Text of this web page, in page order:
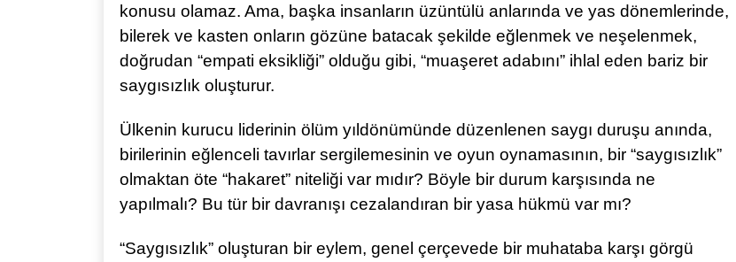
konusu olamaz. Ama, başka insanların üzüntülü anlarında ve yas dönemlerinde,
bilerek ve kasten onların gözüne batacak şekilde eğlenmek ve neşelenmek,
doğrudan “empati eksikliği” olduğu gibi, “muaşeret adabını” ihlal eden bariz bir
saygısızlık oluşturur.
Ülkenin kurucu liderinin ölüm yıldönümünde düzenlenen saygı duruşu anında,
birilerinin eğlenceli tavırlar sergilemesinin ve oyun oynamasının, bir “saygısızlık”
olmaktan öte “hakaret” niteliği var mıdır? Böyle bir durum karşısında ne
yapılmalı? Bu tür bir davranışı cezalandıran bir yasa hükmü var mı?
“Saygısızlık” oluşturan bir eylem, genel çerçevede bir muhataba karşı görgü